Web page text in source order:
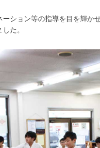
ション等の指導を目を輝か
た。